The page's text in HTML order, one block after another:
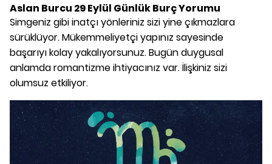
Aslan Burcu 29 Eylül Günlük Burç Yorumu
Simgeniz gibi inatçı yönleriniz sizi yine çıkmazlara
sürüklüyor. Mükemmeliyetçi yapınız sayesinde
başarıyı kolay yakalıyorsunuz. Bugün duygusal
anlamda romantizme ihtiyacınız var. İlişkiniz sizi
olumsuz etkiliyor.